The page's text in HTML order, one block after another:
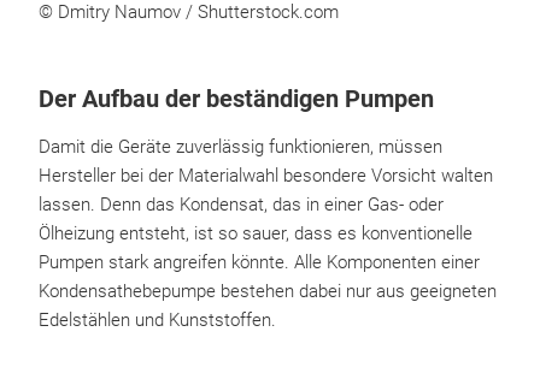
© Dmitry Naumov / Shutterstock.com
Der Aufbau der beständigen Pumpen
Damit die Geräte zuverlässig funktionieren, müssen
Hersteller bei der Materialwahl besondere Vorsicht walten
lassen. Denn das Kondensat, das in einer Gas- oder
Ölheizung entsteht, ist so sauer, dass es konventionelle
Pumpen stark angreifen könnte. Alle Komponenten einer
Kondensathebepumpe bestehen dabei nur aus geeigneten
Edelstählen und Kunststoffen.